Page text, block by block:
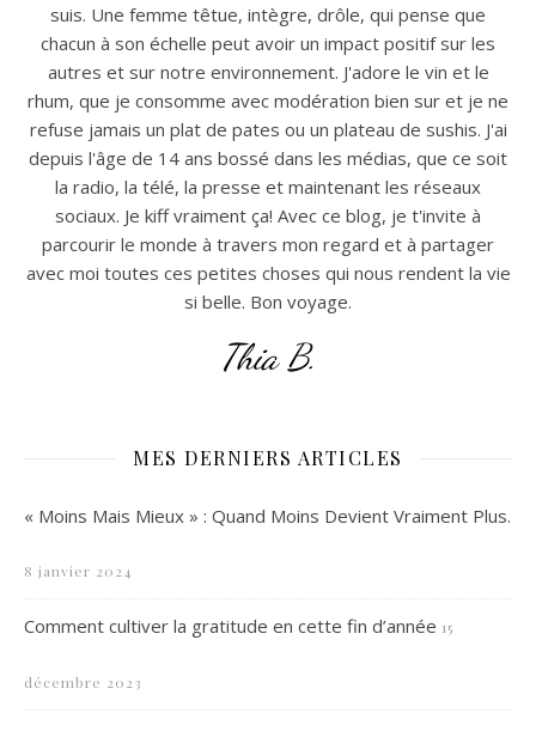
suis. Une femme têtue, intègre, drôle, qui pense que
chacun à son échelle peut avoir un impact positif sur les
autres et sur notre environnement. J'adore le vin et le
rhum, que je consomme avec modération bien sur et je ne
refuse jamais un plat de pates ou un plateau de sushis. J'ai
depuis l'âge de 14 ans bossé dans les médias, que ce soit
la radio, la télé, la presse et maintenant les réseaux
sociaux. Je kiff vraiment ça! Avec ce blog, je t'invite à
parcourir le monde à travers mon regard et à partager
avec moi toutes ces petites choses qui nous rendent la vie
si belle. Bon voyage.
Thia B.
MES DERNIERS ARTICLES
« Moins Mais Mieux » : Quand Moins Devient Vraiment Plus.
8 janvier 2024
Comment cultiver la gratitude en cette fin d’année 15
décembre 2023